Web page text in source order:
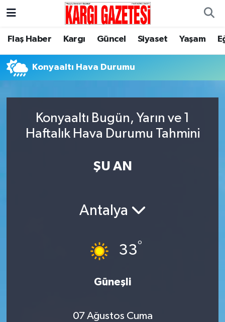
Flaş Haber Kargı Güncel Siyaset Yaşam
Konyaaltı Hava Durumu
Konyaaltı Bugün, Yarın ve 1
Haftalık Hava Durumu Tahmini
ŞU AN
Antalya
33°
Güneşli
07 Ağustos Cuma
Flaş Haber
Kargı
Siyaset
Yaşam
Nöbetçi Eczaneler
Hava Durumu
Trafik Durumu
Süper Lig Puan Durumu ve Fikstür